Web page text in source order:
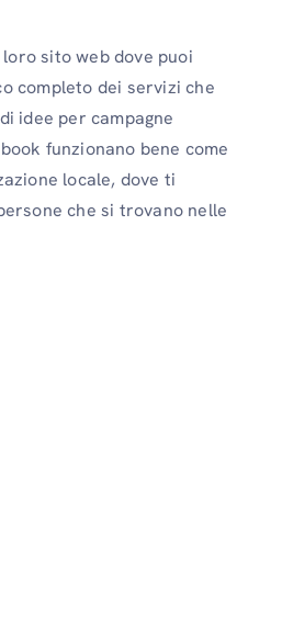
sito web dove puoi
completo dei servizi che
idee per campagne
funzionano bene come
locale, dove ti
che si trovano nelle